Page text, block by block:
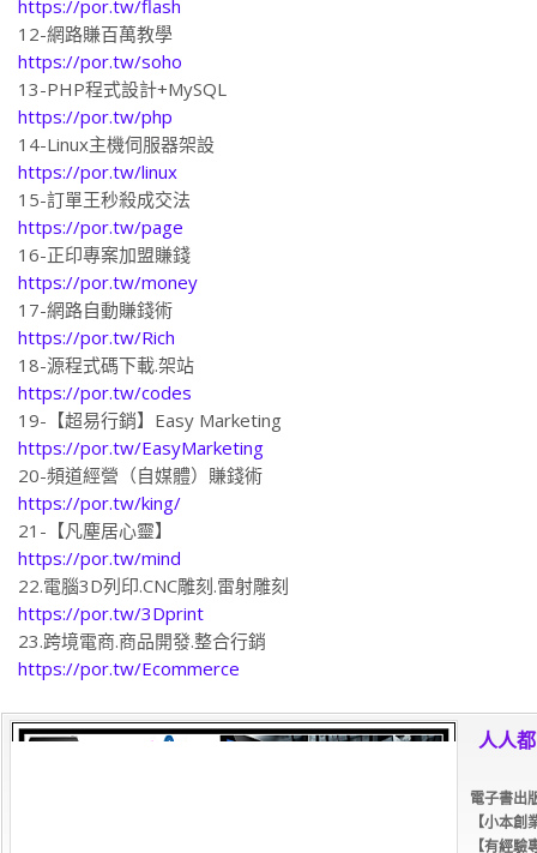
12-網路賺百萬教學
https://por.tw/soho
13-PHP程式設計+MySQL
https://por.tw/php
14-Linux主機伺服器架設
https://por.tw/linux
15-訂單王秒殺成交法
https://por.tw/page
16-正印專案加盟賺錢
https://por.tw/money
17-網路自動賺錢術
https://por.tw/Rich
18-源程式碼下載.架站
https://por.tw/codes
19-【超易行銷】Easy Marketing
https://por.tw/EasyMarketing
20-頻道經營（自媒體）賺錢術
https://por.tw/king/
21-【凡塵居心靈】
https://por.tw/mind
22.電腦3D列印.CNC雕刻.雷射雕刻
https://por.tw/3Dprint
23.跨境電商.商品開發.整合行銷
https://por.tw/Ecommerce